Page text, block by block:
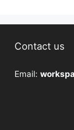
Contact us
Email: